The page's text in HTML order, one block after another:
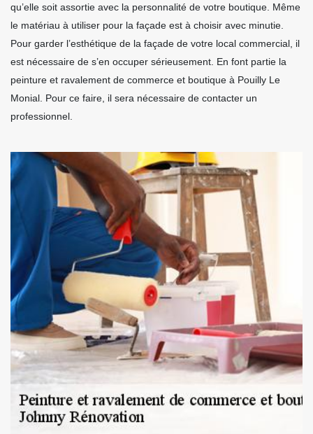
qu’elle soit assortie avec la personnalité de votre boutique. Même
le matériau à utiliser pour la façade est à choisir avec minutie.
Pour garder l’esthétique de la façade de votre local commercial, il
est nécessaire de s’en occuper sérieusement. En font partie la
peinture et ravalement de commerce et boutique à Pouilly Le
Monial. Pour ce faire, il sera nécessaire de contacter un
professionnel.